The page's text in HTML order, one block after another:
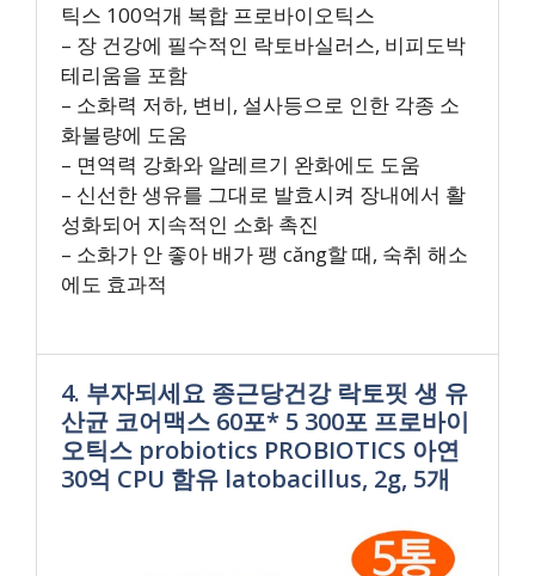
틱스 100억개 복합 프로바이오틱스
– 장 건강에 필수적인 락토바실러스, 비피도박
테리움을 포함
– 소화력 저하, 변비, 설사등으로 인한 각종 소
화불량에 도움
– 면역력 강화와 알레르기 완화에도 도움
– 신선한 생유를 그대로 발효시켜 장내에서 활
성화되어 지속적인 소화 촉진
– 소화가 안 좋아 배가 팽 căng할 때, 숙취 해소
에도 효과적
4. 부자되세요 종근당건강 락토핏 생 유
산균 코어맥스 60포* 5 300포 프로바이
오틱스 probiotics PROBIOTICS 아연
30억 CPU 함유 latobacillus, 2g, 5개